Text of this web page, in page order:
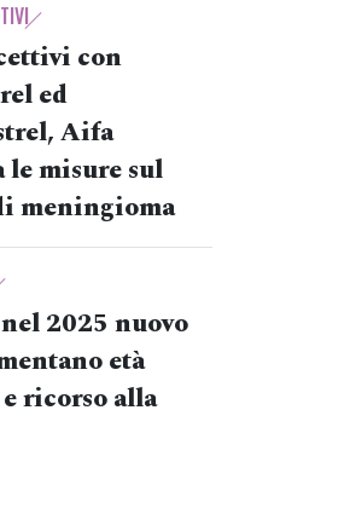
con
ed
Aifa
le misure sul
meningioma
2025 nuovo
età
ricorso alla